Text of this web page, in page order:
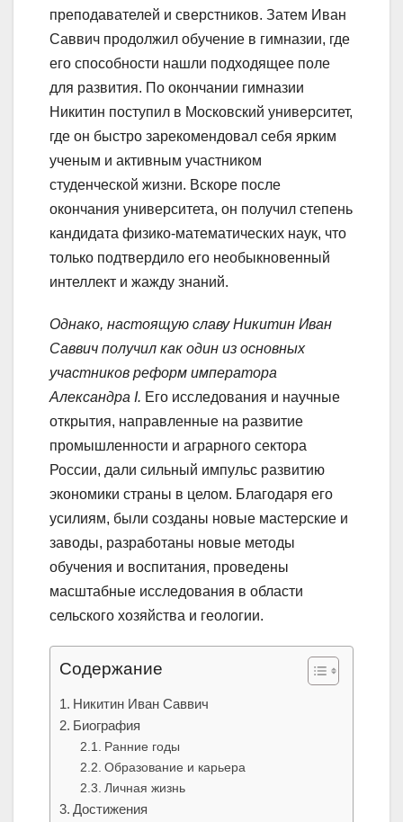
преподавателей и сверстников. Затем Иван
Саввич продолжил обучение в гимназии, где
его способности нашли подходящее поле
для развития. По окончании гимназии
Никитин поступил в Московский университет,
где он быстро зарекомендовал себя ярким
ученым и активным участником
студенческой жизни. Вскоре после
окончания университета, он получил степень
кандидата физико-математических наук, что
только подтвердило его необыкновенный
интеллект и жажду знаний.
Однако, настоящую славу Никитин Иван
Саввич получил как один из основных
участников реформ императора
Александра I. Его исследования и научные
открытия, направленные на развитие
промышленности и аграрного сектора
России, дали сильный импульс развитию
экономики страны в целом. Благодаря его
усилиям, были созданы новые мастерские и
заводы, разработаны новые методы
обучения и воспитания, проведены
масштабные исследования в области
сельского хозяйства и геологии.
Содержание
Никитин Иван Саввич
Биография
Ранние годы
Образование и карьера
Личная жизнь
Достижения